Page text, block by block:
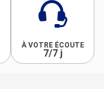
À VOTRE ÉCOUTE
7/7 j